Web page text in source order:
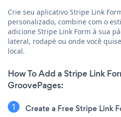
Crie seu aplicativo Stripe Link
personalizado, combine com o
adicione Stripe Link Form à sua
lateral, rodapé ou onde você
local.
How To Add a Stripe Link
GroovePages:
Create a Free Stripe Link